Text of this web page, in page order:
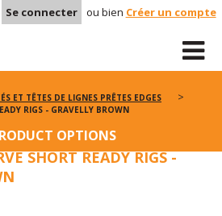
Se connecter ou bien Créer un compte
ET TÊTES DE LIGNES PRÊTES EDGES
RIGS - GRAVELLY BROWN
OPTIONS
SHORT READY RIGS -